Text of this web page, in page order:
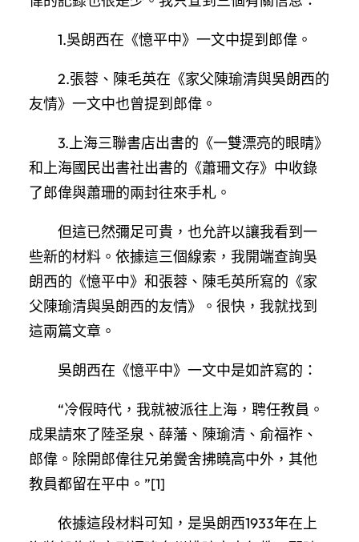
1.吳朗西在《憶平中》一文中提到郎偉。
2.張蓉、陳毛英在《家父陳瑜清與吳朗西的
友情》一文中也曾提到郎偉。
3.上海三聯書店出書的《一雙漂亮的眼睛》
和上海國民出書社出書的《蕭珊文存》中收錄
了郎偉與蕭珊的兩封往來手札。
但這已然彌足可貴，也允許以讓我看到一
些新的材料。依據這三個線索，我開端查詢吳
朗西的《憶平中》和張蓉、陳毛英所寫的《家
父陳瑜清與吳朗西的友情》。很快，我就找到
這兩篇文章。
吳朗西在《憶平中》一文中是如許寫的：
“冷假時代，我就被派往上海，聘任教員。
成果請來了陸圣泉、薛藩、陳瑜清、俞福祚、
郎偉。除開郎偉往兄弟黌舍拂曉高中外，其他
教員都留在平中。”[1]
依據這段材料可知，是吳朗西1933年在上